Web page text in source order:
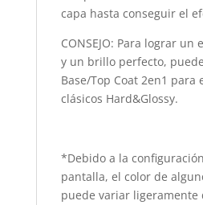
capa hasta conseguir el
CONSEJO: Para lograr
y un brillo perfecto,
Base/Top Coat 2en1 para
clásicos Hard&Glossy.
*Debido a la
pantalla, el color de
puede variar ligeramente